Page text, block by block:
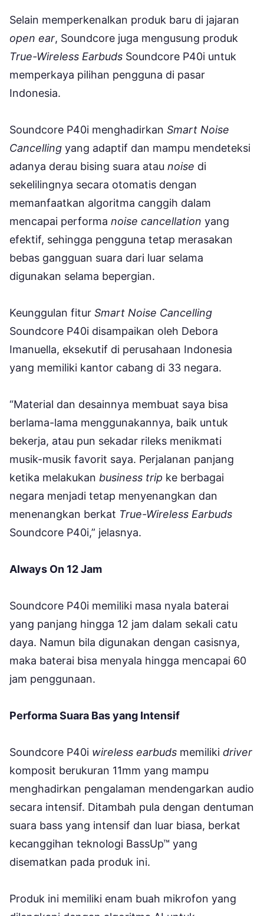
Selain memperkenalkan produk baru di jajaran
open ear, Soundcore juga mengusung produk
True-Wireless Earbuds Soundcore P40i untuk
memperkaya pilihan pengguna di pasar
Indonesia.
Soundcore P40i menghadirkan Smart Noise
Cancelling yang adaptif dan mampu mendeteksi
adanya derau bising suara atau noise di
sekelilingnya secara otomatis dengan
memanfaatkan algoritma canggih dalam
mencapai performa noise cancellation yang
efektif, sehingga pengguna tetap merasakan
bebas gangguan suara dari luar selama
digunakan selama bepergian.
Keunggulan fitur Smart Noise Cancelling
Soundcore P40i disampaikan oleh Debora
Imanuella, eksekutif di perusahaan Indonesia
yang memiliki kantor cabang di 33 negara.
“Material dan desainnya membuat saya bisa
berlama-lama menggunakannya, baik untuk
bekerja, atau pun sekadar rileks menikmati
musik-musik favorit saya. Perjalanan panjang
ketika melakukan business trip ke berbagai
negara menjadi tetap menyenangkan dan
menenangkan berkat True-Wireless Earbuds
Soundcore P40i,” jelasnya.
Always On 12 Jam
Soundcore P40i memiliki masa nyala baterai
yang panjang hingga 12 jam dalam sekali catu
daya. Namun bila digunakan dengan casisnya,
maka baterai bisa menyala hingga mencapai 60
jam penggunaan.
Performa Suara Bas yang Intensif
Soundcore P40i wireless earbuds memiliki driver
komposit berukuran 11mm yang mampu
menghadirkan pengalaman mendengarkan audio
secara intensif. Ditambah pula dengan dentuman
suara bass yang intensif dan luar biasa, berkat
kecanggihan teknologi BassUp™ yang
disematkan pada produk ini.
Produk ini memiliki enam buah mikrofon yang